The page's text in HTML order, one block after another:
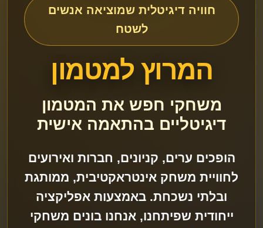
חוויה דיגיטלית שמוציאה אנשים
לשטח
המרוץ למטמון
משחקי חפש את המטמון
דיגיטליים בהתאמה אישית
הופכים ערים, קניונים, חברות ואירועים
לחוויית משחק אינטראקטיבית, ממותגת
ובלתי נשכחת. באמצעות אפליקציה
ייחודית שפיתחנו, אנחנו בונים משחקי